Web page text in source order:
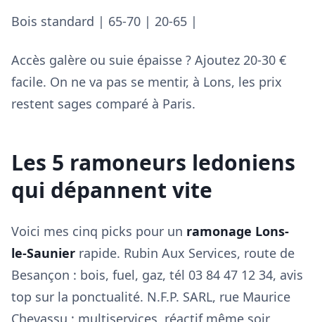
Bois standard | 65-70 | 20-65 |
Accès galère ou suie épaisse ? Ajoutez 20-30 €
facile. On ne va pas se mentir, à Lons, les prix
restent sages comparé à Paris.
Les 5 ramoneurs ledoniens
qui dépannent vite
Voici mes cinq picks pour un ramonage Lons-
le-Saunier rapide. Rubin Aux Services, route de
Besançon : bois, fuel, gaz, tél 03 84 47 12 34, avis
top sur la ponctualité. N.F.P. SARL, rue Maurice
Chevassu : multiservices, réactif même soir,